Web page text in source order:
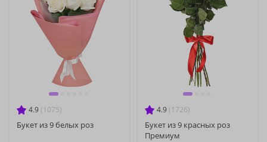
4.9 (1075)
Букет из 9 белых роз
4.9 (1726)
Букет из 9 красных роз
Премиум